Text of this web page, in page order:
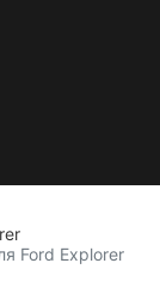
Ford Explorer